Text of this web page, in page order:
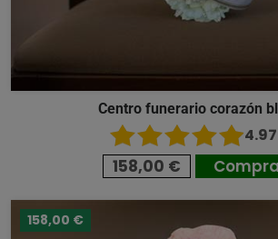
Centro funerario corazón
158,00 €
158,00 €